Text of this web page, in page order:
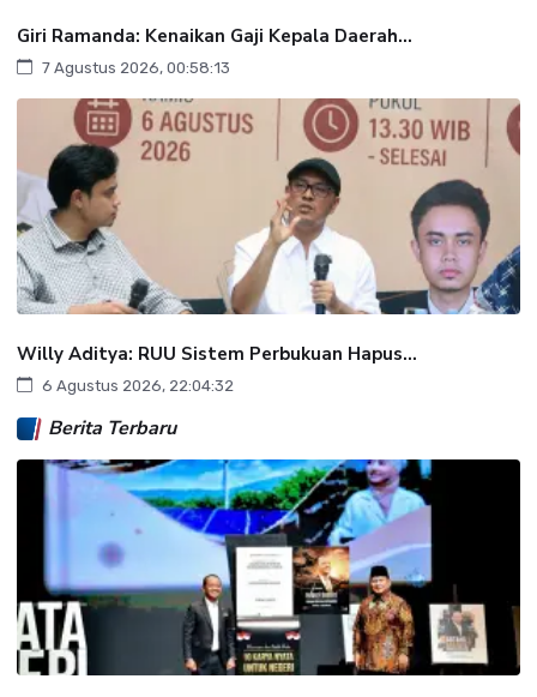
Giri Ramanda: Kenaikan Gaji Kepala Daerah...
7 Agustus 2026, 00:58:13
Willy Aditya: RUU Sistem Perbukuan Hapus...
6 Agustus 2026, 22:04:32
Berita Terbaru